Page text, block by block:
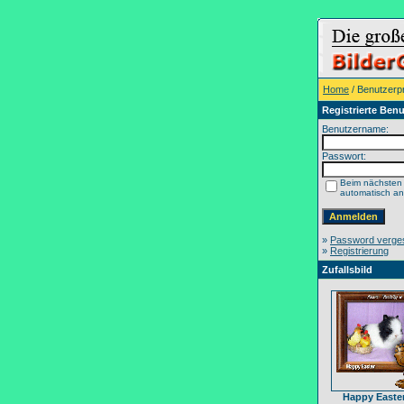
Home /
Registrierte
Benutzername:
Passwort:
Beim
automatisch
» Password
» Registrierung
Zufallsbild
Happy